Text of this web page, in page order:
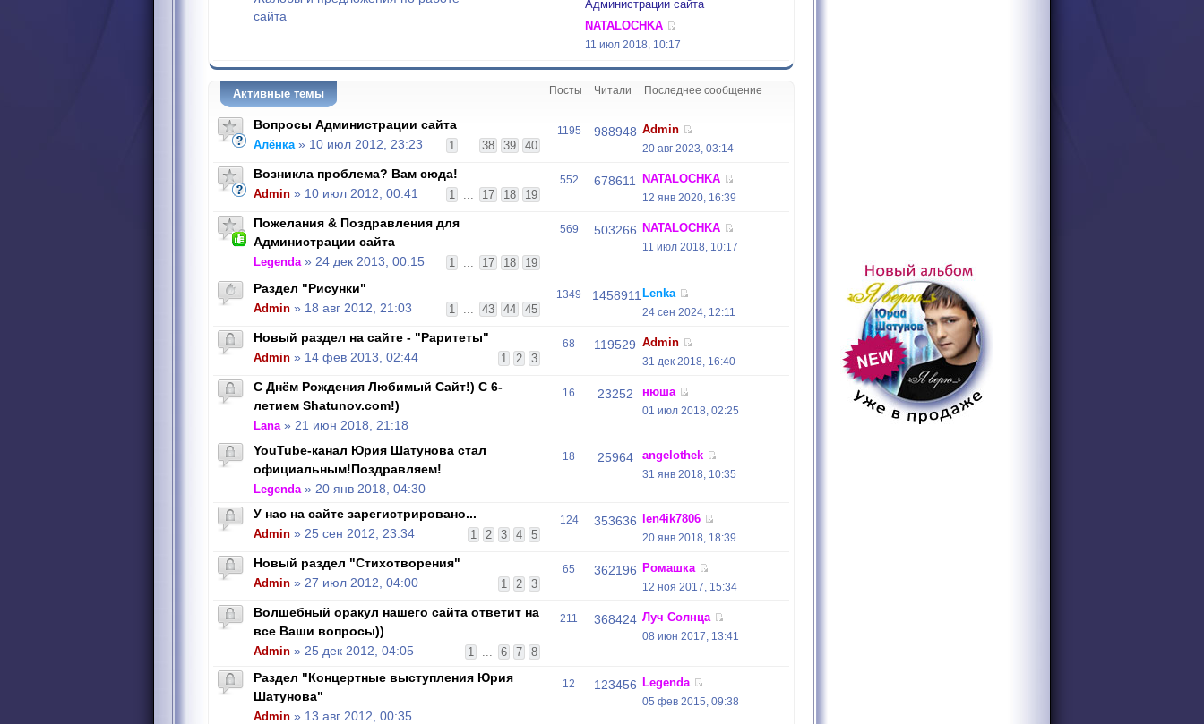
сайта
Администрации сайта
NATALOCHKA
11 июл 2018, 10:17
Активные темы Посты Читали Последнее сообщение
Вопросы Администрации сайта
1 ... 38 39 40
Алёнка» 10 июл 2012, 23:23
1195 988948 Admin
20 авг 2023, 03:14
Возникла проблема? Вам сюда!
1 ... 17 18 19
Admin » 10 июл 2012, 00:41
552 678611 NATALOCHKA
12 янв 2020, 16:39
Пожелания & Поздравления для
Администрации сайта
1 ... 17 18 19
Legenda» 24 дек 2013, 00:15
569 503266 NATALOCHKA
11 июл 2018, 10:17
Раздел "Рисунки"
1 ... 43 44 45
Admin » 18 авг 2012, 21:03
1349 1458911 Lenka
24 сен 2024, 12:11
Новый раздел на сайте - "Раритеты"
1 2 3
Admin » 14 фев 2013, 02:44
68 119529 Admin
31 дек 2018, 16:40
С Днём Рождения Любимый Сайт!) С 6-
летием Shatunov.com!)
Lana» 21 июн 2018, 21:18
16 23252 нюша
01 июл 2018, 02:25
YouTube-канал Юрия Шатунова стал
официальным!Поздравляем!
Legenda» 20 янв 2018, 04:30
18 25964 angelothek
31 янв 2018, 10:35
У нас на сайте зарегистрировано...
1 2 3 4 5
Admin » 25 сен 2012, 23:34
124 353636 len4ik7806
20 янв 2018, 18:39
Новый раздел "Стихотворения"
1 2 3
Admin » 27 июл 2012, 04:00
65 362196 Ромашка
12 ноя 2017, 15:34
Волшебный оракул нашего сайта ответит на
все Ваши вопросы))
1 ... 6 7 8
Admin » 25 дек 2012, 04:05
211 368424 Луч Солнца
08 июн 2017, 13:41
Раздел "Концертные выступления Юрия
Шатунова"
Admin » 13 авг 2012, 00:35
12 123456 Legenda
05 фев 2015, 09:38